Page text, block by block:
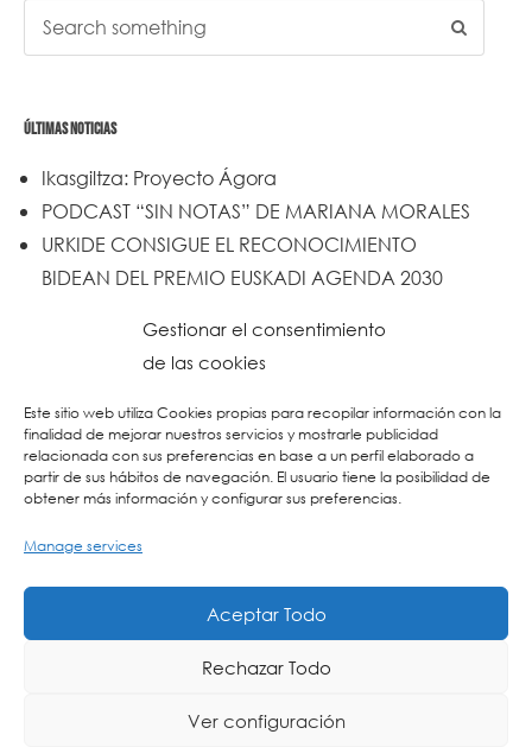
Gestionar el consentimiento
de las cookies
Este sitio web utiliza Cookies propias para recopilar información con la
finalidad de mejorar nuestros servicios y mostrarle publicidad
relacionada con sus preferencias en base a un perfil elaborado a
partir de sus hábitos de navegación. El usuario tiene la posibilidad de
obtener más información y configurar sus preferencias.
Manage services
Aceptar Todo
Rechazar Todo
Ver configuración
ÚLTIMAS NOTICIAS
Ikasgiltza: Proyecto Ágora
PODCAST “SIN NOTAS” DE MARIANA MORALES
URKIDE CONSIGUE EL RECONOCIMIENTO
BIDEAN DEL PREMIO EUSKADI AGENDA 2030
Urkide en Cadena SER